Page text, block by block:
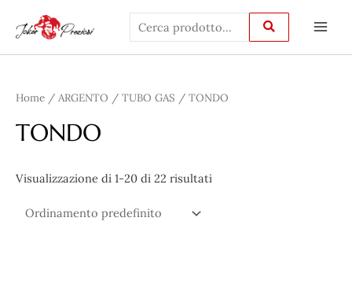
contenuto
Home / ARGENTO / TUBO GAS / TONDO
TONDO
Visualizzazione di 1-20 di 22 risultati